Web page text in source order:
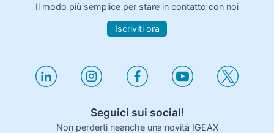
Il modo più semplice per stare in contatto con noi
Iscriviti ora
Seguici sui social!
Non perderti neanche una novità IGEAX